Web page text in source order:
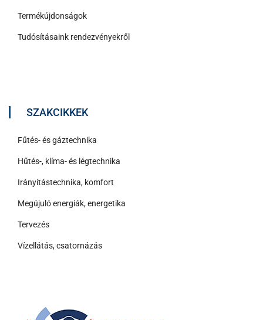
Termékújdonságok
Tudósításaink rendezvényekről
SZAKCIKKEK
Fűtés- és gáztechnika
Hűtés-, klíma- és légtechnika
Irányítástechnika, komfort
Megújuló energiák, energetika
Tervezés
Vízellátás, csatornázás